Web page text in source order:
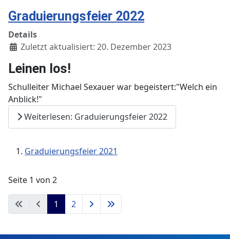
Graduierungsfeier 2022
Details
Zuletzt aktualisiert: 20. Dezember 2023
Leinen los!
Schulleiter Michael Sexauer war begeistert:"Welch ein
Anblick!"
Weiterlesen: Graduierungsfeier 2022
Graduierungsfeier 2021
Seite 1 von 2
1 2